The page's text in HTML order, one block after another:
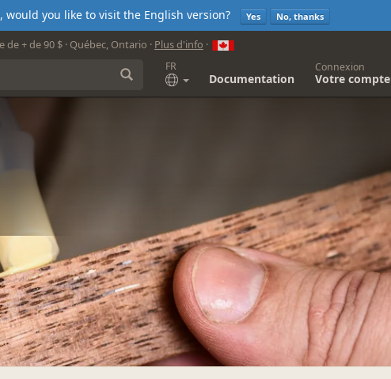
you like to visit the English version? Yes No, thanks
+ de 90 $ · Québec, Ontario · Plus d'info ·
FR
Documentation
Connexion
Votre compte